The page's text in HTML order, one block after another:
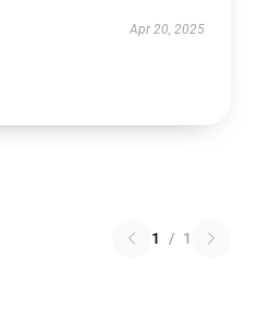
Apr 20, 2025
1 / 1